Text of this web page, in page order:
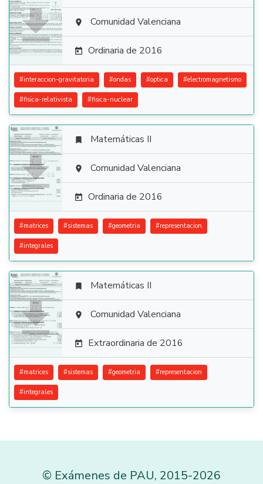
  Comunidad Valenciana
 Ordinaria de 2016
#interaccion-gravitatoria #ondas #optica #electromagnetismo
#fisica-relativista #fisica-nuclear

 Matemáticas II
 Comunidad Valenciana
 Ordinaria de 2016
#matrices #sistemas #geometria #representacion
#integrales

 Matemáticas II
 Comunidad Valenciana
 Extraordinaria de 2016
#matrices #sistemas #geometria #representacion
#integrales
© Exámenes de PAU, 2015-2026